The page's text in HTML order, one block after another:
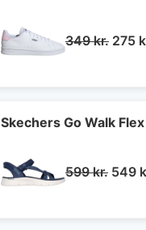
349kr. Den
349
275
Skechers Go Walk
599kr. Den
549